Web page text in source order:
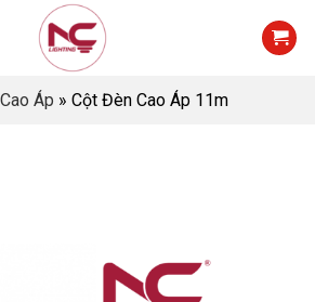
Áp » Cột Đèn Cao Áp 11m